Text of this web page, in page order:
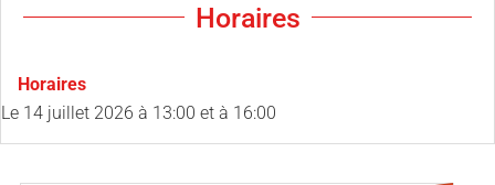
Horaires
Horaires
Le 14 juillet 2026 à 13:00 et à 16:00